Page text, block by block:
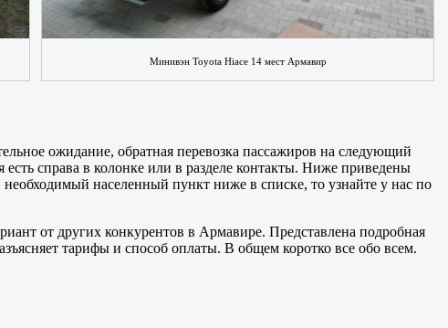
Минивэн Toyota Hiace 14 мест Армавир
ожидание, обратная перевозка пассажиров на следующий
справа в колонке или в разделе контакты. Ниже приведены
населенный пункт ниже в списке, то узнайте у нас по
от других конкурентов в Армавире. Представлена подробная
тарифы и способ оплаты. В общем коротко все обо всем.